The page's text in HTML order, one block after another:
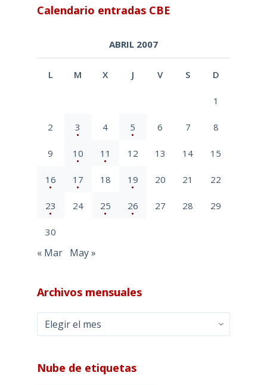
Calendario entradas CBE
ABRIL 2007
L M X J V S D
1
2 3 4 5 6 7 8
9 10 11 12 13 14 15
16 17 18 19 20 21 22
23 24 25 26 27 28 29
30
« Mar May »
Archivos mensuales
Archivos
mensuales
Nube de etiquetas